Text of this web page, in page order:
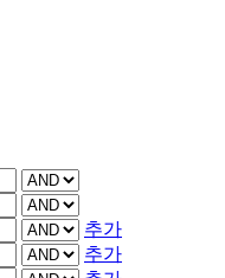
추가
추가